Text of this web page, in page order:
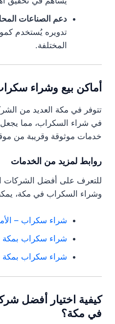
دعم الصناعات
تدويره يُستخدم
المختلفة.
أماكن بيع وشراء
تتوفر في مكة العديد من
في شراء السكراب، مما
خدمات موثوقة وقريبة من
روابط لمزيد من الخدمات
للتعرف على أفضل الشركات
وشراء السكراب في مكة،
شراء سكراب –
شراء سكراب
شراء سكراب بمكة
كيفية اختيار أفضل
في مكة؟